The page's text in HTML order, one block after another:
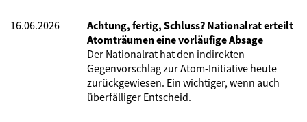
16.06.2026
Achtung, fertig, Schluss? Nationalrat erteilt
Atomträumen eine vorläufige Absage
Der Nationalrat hat den indirekten
Gegenvorschlag zur Atom-Initiative heute
zurückgewiesen. Ein wichtiger, wenn auch
überfälliger Entscheid.